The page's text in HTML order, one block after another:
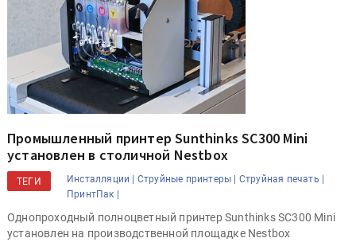
Промышленный принтер Sunthinks SC300 Mini
установлен в столичной Nestbox
ТЕГИ Инсталляции | Струйные принтеры |
Струйная печать |
ПринтПак |
Однопроходный полноцветный принтер Sunthinks SC300 Mini
установлен на производственной площадке Nestbox